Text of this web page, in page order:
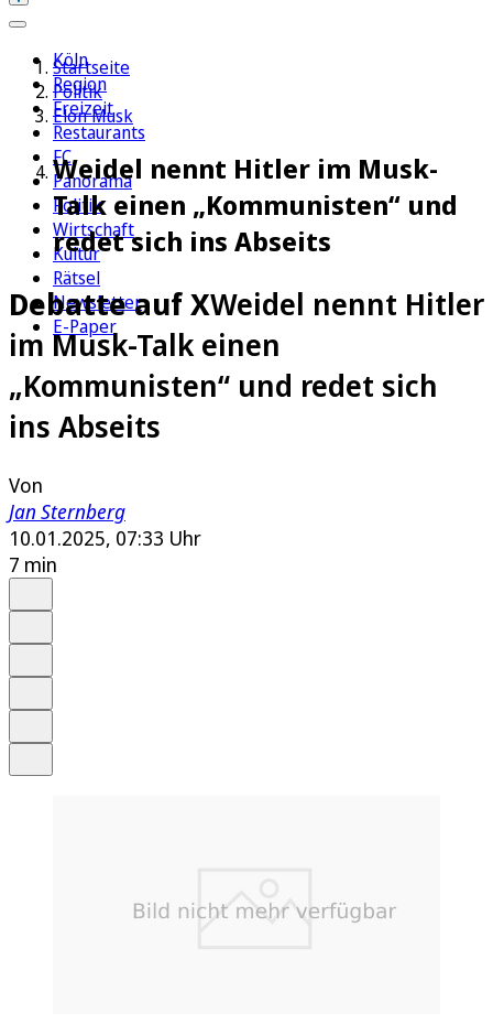
Köln
Region
Freizeit
Restaurants
FC
Panorama
Politik
Wirtschaft
Kultur
Rätsel
Newsletter
E-Paper
Startseite
Politik
Elon Musk
Weidel nennt Hitler im Musk-
Talk einen „Kommunisten“ und
redet sich ins Abseits
Debatte auf XWeidel nennt Hitler
im Musk-Talk einen
„Kommunisten“ und redet sich
ins Abseits
Von
Jan Sternberg
10.01.2025, 07:33 Uhr
7 min